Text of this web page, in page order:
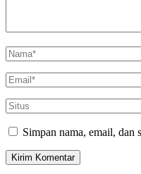
Simpan nama, email, dan